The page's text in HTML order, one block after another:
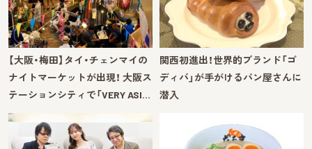
【大阪・梅田】タイ・チェンマイの
ナイトマーケットが出現！ 大阪ス
テーションシティで「VERY ASI…
関西初進出！世界的ブランド「ゴ
ディバ」が手がけるパン屋さんに
潜入